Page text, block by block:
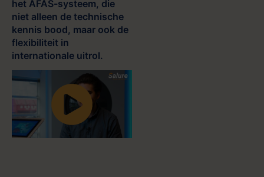
het AFAS-systeem, die
niet alleen de technische
kennis bood, maar ook de
flexibiliteit in
internationale uitrol.
Bekijk de video om er achter te
komen hoe Neways AFAS in 5
landen succesvol
implementeerde met Salure.